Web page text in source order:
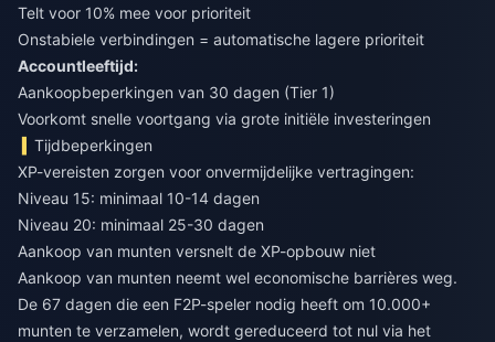
Telt voor 10% mee voor prioriteit
Onstabiele verbindingen = automatische lagere prioriteit
Accountleeftijd:
Aankoopbeperkingen van 30 dagen (Tier 1)
Voorkomt snelle voortgang via grote initiële investeringen
Tijdbeperkingen
XP-vereisten zorgen voor onvermijdelijke vertragingen:
Niveau 15: minimaal 10-14 dagen
Niveau 20: minimaal 25-30 dagen
Aankoop van munten versnelt de XP-opbouw niet
Aankoop van munten neemt wel economische barrières weg.
De 67 dagen die een F2P-speler nodig heeft om 10.000+
munten te verzamelen, wordt gereduceerd tot nul via het